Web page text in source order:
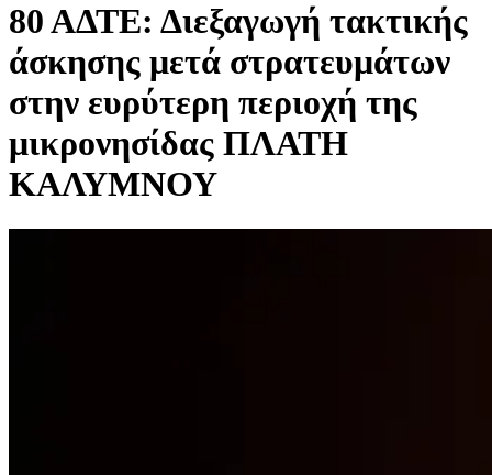
80 ΑΔΤΕ: Διεξαγωγή τακτικής
άσκησης μετά στρατευμάτων
στην ευρύτερη περιοχή της
μικρονησίδας ΠΛΑΤΗ
ΚΑΛΥΜΝΟΥ